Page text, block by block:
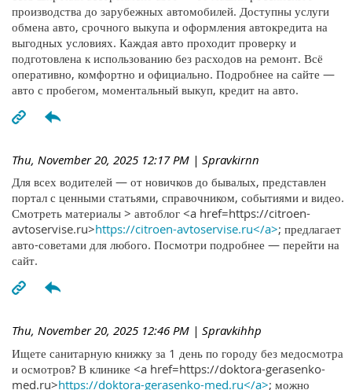
производства до зарубежных автомобилей. Доступны услуги
обмена авто, срочного выкупа и оформления автокредита на
выгодных условиях. Каждая авто проходит проверку и
подготовлена к использованию без расходов на ремонт. Всё
оперативно, комфортно и официально. Подробнее на сайте —
авто с пробегом, моментальный выкуп, кредит на авто.
Thu, November 20, 2025 12:17 PM | Spravkirnn
Для всех водителей — от новичков до бывалых, представлен
портал с ценными статьями, справочником, событиями и видео.
Смотреть материалы > автоблог <a href=https://citroen-
avtoservise.ru>https://citroen-avtoservise.ru</a>; предлагает
авто-советами для любого. Посмотри подробнее — перейти на
сайт.
Thu, November 20, 2025 12:46 PM | Spravkihhp
Ищете санитарную книжку за 1 день по городу без медосмотра
и осмотров? В клинике <a href=https://doktora-gerasenko-
med.ru>https://doktora-gerasenko-med.ru</a>; можно